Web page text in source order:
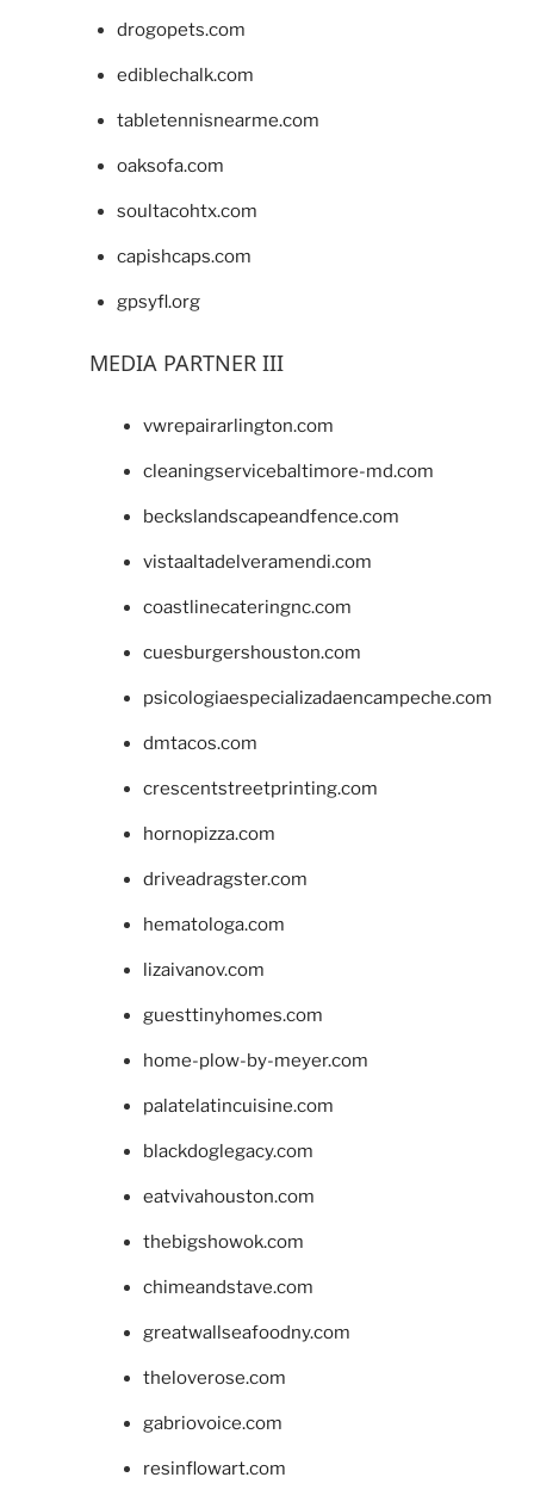
drogopets.com
ediblechalk.com
tabletennisnearme.com
oaksofa.com
soultacohtx.com
capishcaps.com
gpsyfl.org
MEDIA PARTNER III
vwrepairarlington.com
cleaningservicebaltimore-md.com
beckslandscapeandfence.com
vistaaltadelveramendi.com
coastlinecateringnc.com
cuesburgershouston.com
psicologiaespecializadaencampeche.com
dmtacos.com
crescentstreetprinting.com
hornopizza.com
driveadragster.com
hematologa.com
lizaivanov.com
guesttinyhomes.com
home-plow-by-meyer.com
palatelatincuisine.com
blackdoglegacy.com
eatvivahouston.com
thebigshowok.com
chimeandstave.com
greatwallseafoodny.com
theloverose.com
gabriovoice.com
resinflowart.com